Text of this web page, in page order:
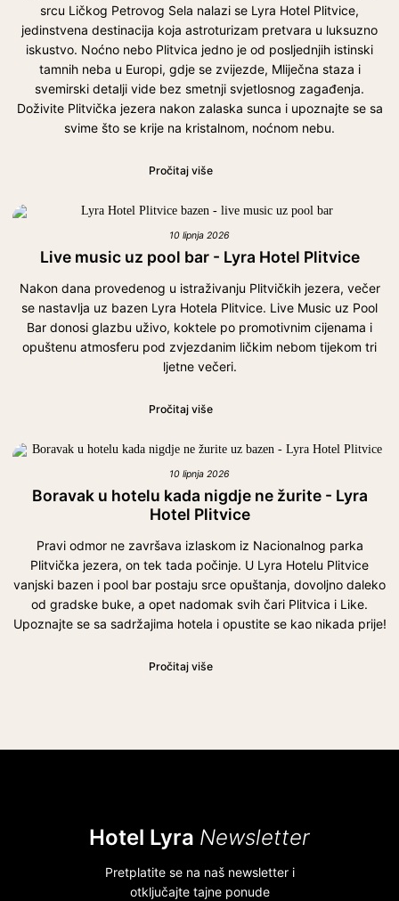
srcu Ličkog Petrovog Sela nalazi se Lyra Hotel Plitvice,
jedinstvena destinacija koja astroturizam pretvara u luksuzno
iskustvo. Noćno nebo Plitvica jedno je od posljednjih istinski
tamnih neba u Europi, gdje se zvijezde, Mliječna staza i
svemirski detalji vide bez smetnji svjetlosnog zagađenja.
Doživite Plitvička jezera nakon zalaska sunca i upoznajte se sa
svime što se krije na kristalnom, noćnom nebu.
Pročitaj više
10 lipnja 2026
Live music uz pool bar - Lyra Hotel Plitvice
Nakon dana provedenog u istraživanju Plitvičkih jezera, večer
se nastavlja uz bazen Lyra Hotela Plitvice. Live Music uz Pool
Bar donosi glazbu uživo, koktele po promotivnim cijenama i
opuštenu atmosferu pod zvjezdanim ličkim nebom tijekom tri
ljetne večeri.
Pročitaj više
10 lipnja 2026
Boravak u hotelu kada nigdje ne žurite - Lyra
Hotel Plitvice
Pravi odmor ne završava izlaskom iz Nacionalnog parka
Plitvička jezera, on tek tada počinje. U Lyra Hotelu Plitvice
vanjski bazen i pool bar postaju srce opuštanja, dovoljno daleko
od gradske buke, a opet nadomak svih čari Plitvica i Like.
Upoznajte se sa sadržajima hotela i opustite se kao nikada prije!
Pročitaj više
Hotel Lyra Newsletter
Pretplatite se na naš newsletter i
otključajte tajne ponude